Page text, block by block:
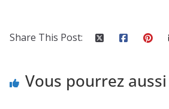
Share This Post:
Vous pourrez